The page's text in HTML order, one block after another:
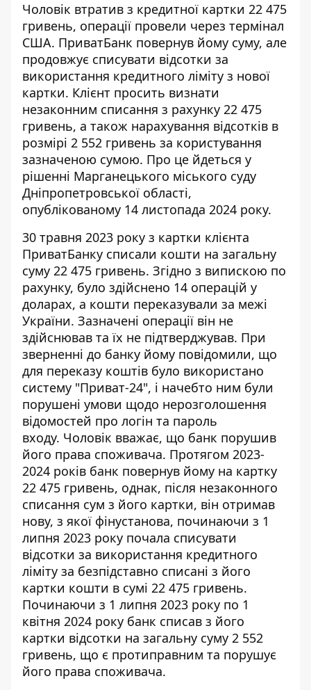
Чоловік втратив з кредитної картки 22 475
гривень, операції провели через термінал
США. ПриватБанк повернув йому суму, але
продовжує списувати відсотки за
використання кредитного ліміту з нової
картки. Клієнт просить визнати
незаконним списання з рахунку 22 475
гривень, а також нарахування відсотків в
розмірі 2 552 гривень за користування
зазначеною сумою. Про це йдеться у
рішенні Марганецького міського суду
Дніпропетровської області,
опублікованому 14 листопада 2024 року.
30 травня 2023 року з картки клієнта
ПриватБанку списали кошти на загальну
суму 22 475 гривень. Згідно з випискою по
рахунку, було здійснено 14 операцій у
доларах, а кошти переказували за межі
України. Зазначені операції він не
здійснював та їх не підтверджував. При
зверненні до банку йому повідомили, що
для переказу коштів було використано
систему "Приват-24", і начебто ним були
порушені умови щодо нерозголошення
відомостей про логін та пароль
входу. Чоловік вважає, що банк порушив
його права споживача. Протягом 2023-
2024 років банк повернув йому на картку
22 475 гривень, однак, після незаконного
списання сум з його картки, він отримав
нову, з якої фінустанова, починаючи з 1
липня 2023 року почала списувати
відсотки за використання кредитного
ліміту за безпідставно списані з його
картки кошти в сумі 22 475 гривень.
Починаючи з 1 липня 2023 року по 1
квітня 2024 року банк списав з його
картки відсотки на загальну суму 2 552
гривень, що є протиправним та порушує
його права споживача.